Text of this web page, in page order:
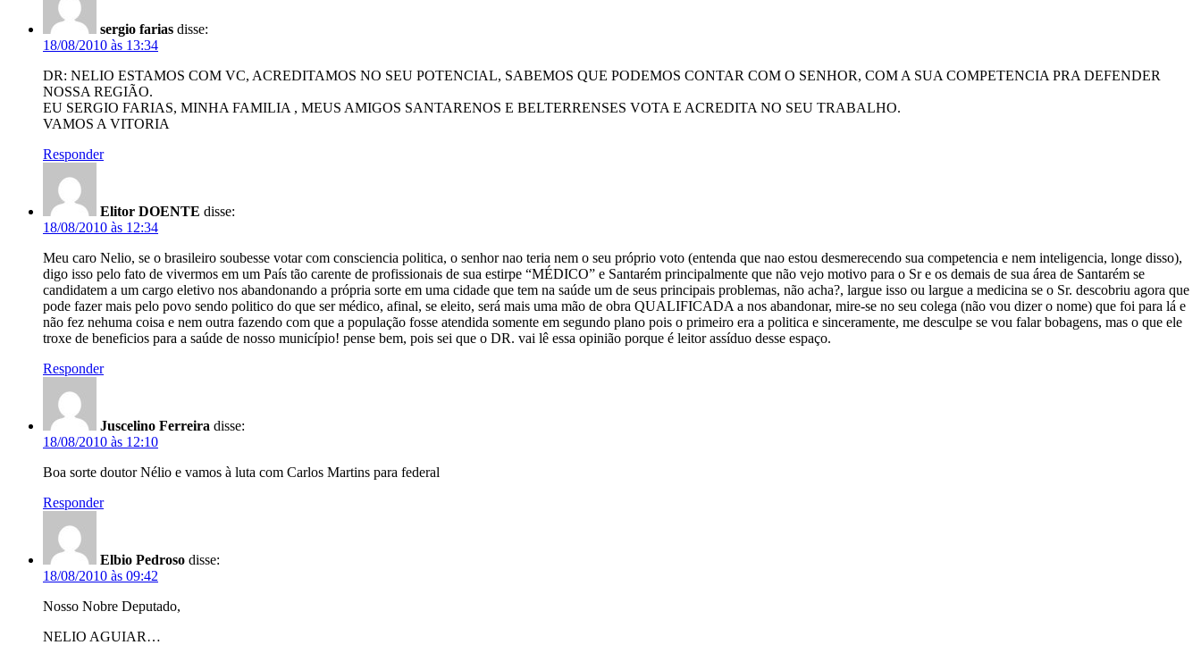
sergio farias disse:
18/08/2010 às 13:34
DR: NELIO ESTAMOS COM VC, ACREDITAMOS NO SEU POTENCIAL, SABEMOS QUE PODEMOS CONTAR COM O SENHOR, COM A SUA COMPETENCIA PRA DEFENDER
NOSSA REGIÃO.
EU SERGIO FARIAS, MINHA FAMILIA , MEUS AMIGOS SANTARENOS E BELTERRENSES VOTA E ACREDITA NO SEU TRABALHO.
VAMOS A VITORIA
Responder
Elitor DOENTE disse:
18/08/2010 às 12:34
Meu caro Nelio, se o brasileiro soubesse votar com consciencia politica, o senhor nao teria nem o seu próprio voto (entenda que nao estou desmerecendo sua competencia e nem inteligencia, longe disso),
digo isso pelo fato de vivermos em um País tão carente de profissionais de sua estirpe “MÉDICO” e Santarém principalmente que não vejo motivo para o Sr e os demais de sua área de Santarém se
candidatem a um cargo eletivo nos abandonando a própria sorte em uma cidade que tem na saúde um de seus principais problemas, não acha?, largue isso ou largue a medicina se o Sr. descobriu agora que
pode fazer mais pelo povo sendo politico do que ser médico, afinal, se eleito, será mais uma mão de obra QUALIFICADA a nos abandonar, mire-se no seu colega (não vou dizer o nome) que foi para lá e
não fez nehuma coisa e nem outra fazendo com que a população fosse atendida somente em segundo plano pois o primeiro era a politica e sinceramente, me desculpe se vou falar bobagens, mas o que ele
troxe de beneficios para a saúde de nosso município! pense bem, pois sei que o DR. vai lê essa opinião porque é leitor assíduo desse espaço.
Responder
Juscelino Ferreira disse:
18/08/2010 às 12:10
Boa sorte doutor Nélio e vamos à luta com Carlos Martins para federal
Responder
Elbio Pedroso disse:
18/08/2010 às 09:42
Nosso Nobre Deputado,
NELIO AGUIAR…